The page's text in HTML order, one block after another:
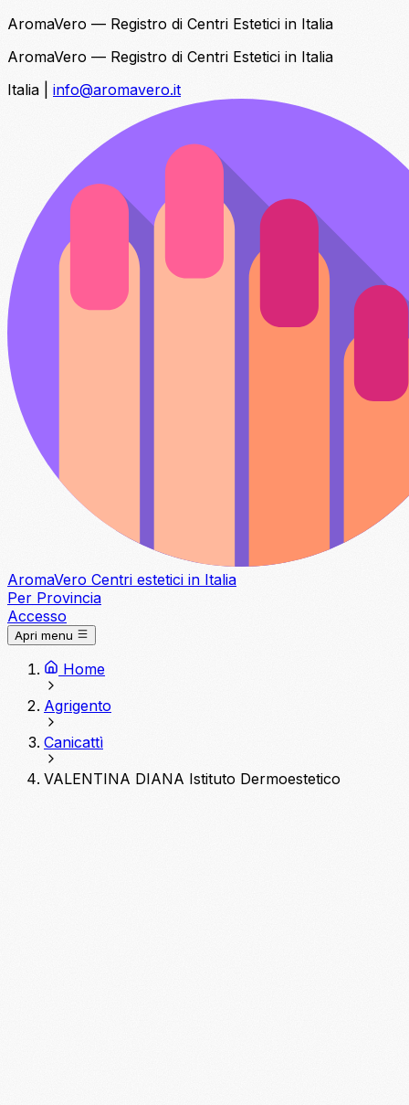
AromaVero — Registro di Centri Estetici in Italia
AromaVero — Registro di Centri Estetici in Italia
Italia
info@aromavero.it
AromaVero Centri estetici in Italia
Per Provincia
Accesso
Apri menu
Home
Agrigento
Canicattì
VALENTINA DIANA Istituto Dermoestetico